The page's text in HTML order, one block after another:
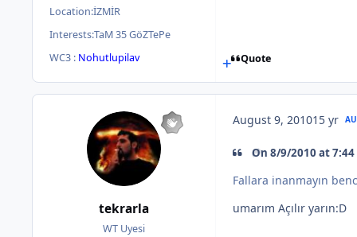
Location:İZMİR
Interests:TaM 35 GöZTePe
WC3 : Nohutlupilav Quote
tekrarla
WT Uyesi
August 9, 201015 yr
On 8/9/2010 at
Fallara inanmayın
umarım Açılır yarın:D